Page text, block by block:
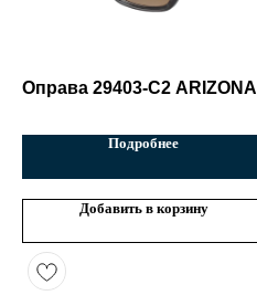
Оправа 29403-C2 ARIZONA
Подробнее
Добавить в корзину